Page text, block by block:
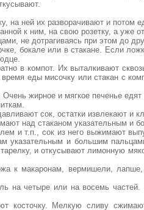
на ней их разворачивают и потом
к ним, на свою розетку, а уже
не дотрагиваясь при этом до
бокале или в стакане. Если
в компот. Их выталкивают
еды мисочку или стакан с
жирное и мягкое печенье
сок, остатки извлекают и
над стаканом указательным и
и т.п., сок из него выжимают
указательным и большим
и откусывают лимонную
к макаронам, вермишели,
на четыре или на восемь
косточку. Мелкую сливу